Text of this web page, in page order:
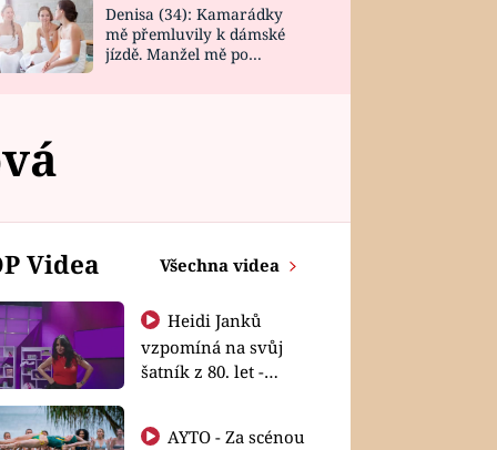
Denisa (34): Kamarádky
mě přemluvily k dámské
jízdě. Manžel mě po
Videa Všechna videa
Heidi Janků
vzpomíná na svůj
šatník z 80. let -